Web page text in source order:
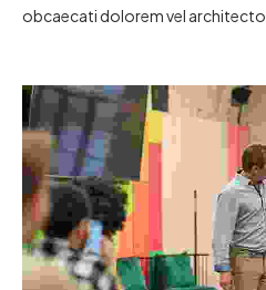
obcaecati dolorem vel architecto.